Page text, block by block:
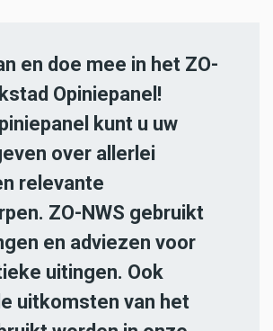
en doe mee in het ZO-
Opiniepanel!
kunt u uw
over allerlei
relevante
ZO-NWS gebruikt
en adviezen voor
uitingen. Ook
uitkomsten van het